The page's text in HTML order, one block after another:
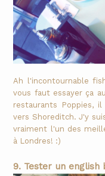
Ah l'incontournable
vous faut essayer ça
restaurants Poppies,
vers Shoreditch. J'y
vraiment l'un des
à Londres! :)
9. Tester un